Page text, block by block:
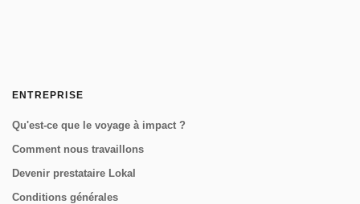
ENTREPRISE
Qu'est-ce que le voyage à impact ?
Comment nous travaillons
Devenir prestataire Lokal
Conditions générales